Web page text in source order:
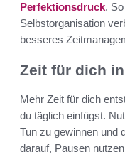
Perfektionsdruck.
Selbstorganisation
besseres
Zeit für dich
Mehr Zeit für dich
du täglich einfügst.
Tun zu gewinnen und
darauf, Pausen